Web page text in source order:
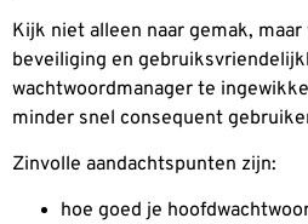
Kijk niet alleen naar gemak, maar
beveiliging en
wachtwoordmanager te
minder snel consequent
Zinvolle aandachtspunten zijn:
hoe goed je